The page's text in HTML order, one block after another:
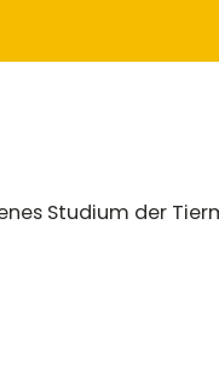
Studium der